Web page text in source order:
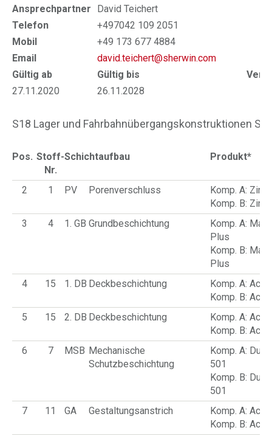
Ansprechpartner
David Teichert
Telefon
+497042 109 2051
Mobil
+49 173 677 4884
Email
david.teichert@sherwin.com
Gültig ab
Gültig bis
27.11.2020
26.11.2028
S18 Lager und Fahrbahnübergangskonstruktionen
Pos. Stoff-
Nr.
Schichtaufbau Produkt*
2 1 PV Porenverschluss
Komp. A:
Komp. B:
3
4 1. GB Grundbeschichtung
Komp. A:
Plus
Komp. B:
Plus
4
15 1. DB Deckbeschichtung
Komp. A:
Komp. B:
5
15 2. DB Deckbeschichtung
Komp. A:
Komp. B:
6
7 MSB Mechanische
Schutzbeschichtung
Komp. A:
501
Komp. B:
501
7
11 GA Gestaltungsanstrich
Komp. A:
Komp. B: